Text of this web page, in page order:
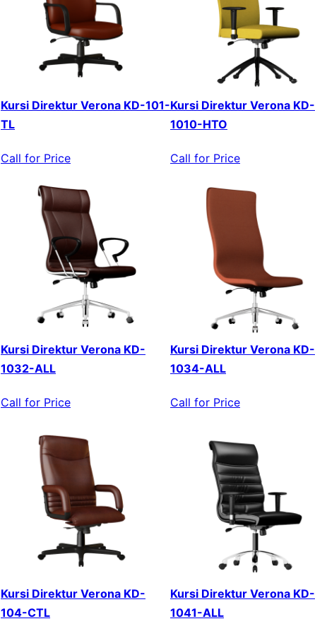
Kursi Direktur Verona KD-101-
TL
Call for Price
Kursi Direktur Verona KD-
1010-HTO
Call for Price
Kursi Direktur Verona KD-
1032-ALL
Call for Price
Kursi Direktur Verona KD-
1034-ALL
Call for Price
Kursi Direktur Verona KD-
104-CTL
Kursi Direktur Verona KD-
1041-ALL